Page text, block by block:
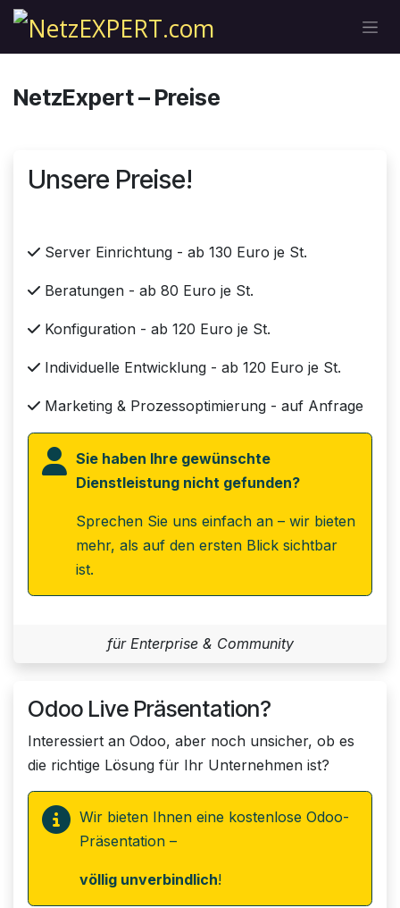
Zum Inhalt springen
NetzExpert – Preise
Unsere Preise!
Server Einrichtung - ab 130 Euro je St.
Beratungen - ab 80 Euro je St.
Konfiguration - ab 120 Euro je St.
Individuelle Entwicklung - ab 120 Euro je St.
Marketing & Prozessoptimierung - auf Anfrage
Sie haben Ihre gewünschte
Dienstleistung nicht gefunden?
Sprechen Sie uns einfach an – wir bieten
mehr, als auf den ersten Blick sichtbar
ist.
für Enterprise & Community
Odoo Live Präsentation?
Interessiert an Odoo, aber noch unsicher, ob es
die richtige Lösung für Ihr Unternehmen ist?
Wir bieten Ihnen eine kostenlose Odoo-
Präsentation –
völlig unverbindlich!